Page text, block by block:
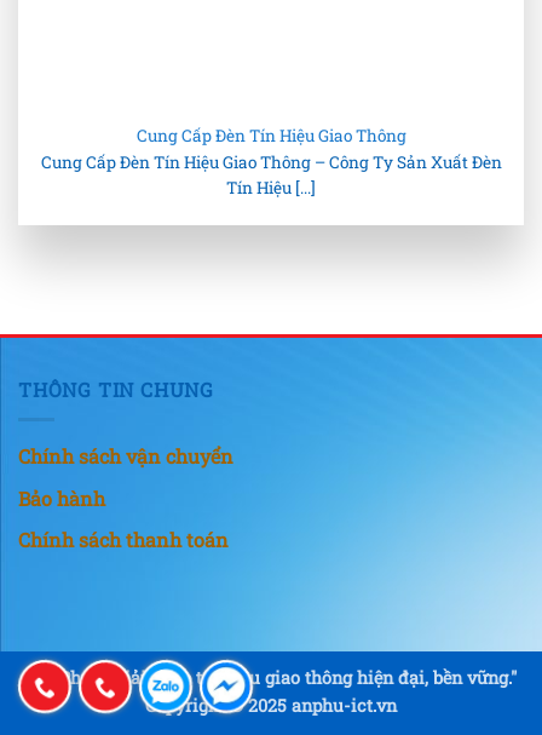
Cung Cấp Đèn Tín Hiệu Giao Thông
Cung Cấp Đèn Tín Hiệu Giao Thông – Công Ty Sản Xuất Đèn
Tín Hiệu [...]
THÔNG TIN CHUNG
Chính sách vận chuyển
Bảo hành
Chính sách thanh toán
"An Phú – Giải pháp tín hiệu giao thông hiện đại, bền vững."
Copyright © 2025 anphu-ict.vn